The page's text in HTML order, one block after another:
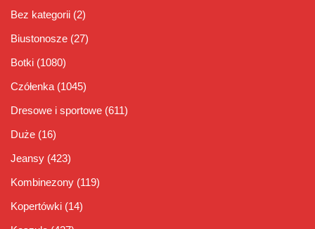
Bez kategorii (2)
Biustonosze (27)
Botki (1080)
Czółenka (1045)
Dresowe i sportowe (611)
Duże (16)
Jeansy (423)
Kombinezony (119)
Kopertówki (14)